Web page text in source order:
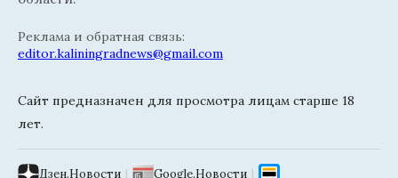
Реклама и обратная связь:
editor.kaliningradnews@gmail.com
Сайт предназначен для просмотра лицам старше 18
лет.
Дзен.Новости | Google.Новости |